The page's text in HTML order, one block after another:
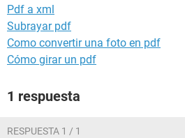
Pdf a xml
Subrayar pdf
Como convertir una foto en pdf
Cómo girar un pdf
1 respuesta
RESPUESTA 1 / 1